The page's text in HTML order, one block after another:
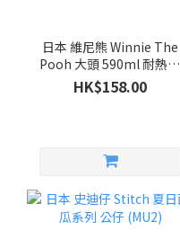
日本 維尼熊 Winnie The
Pooh 大頭 590ml 耐熱80
度 水樽
HK$158.00